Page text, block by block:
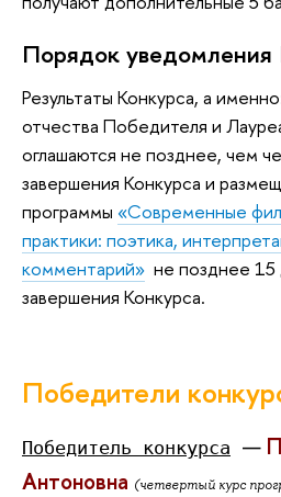
Порядок
Результаты Конкурса, а
отчества Победителя и
оглашаются не позднее, чем
завершения Конкурса и
программы «Современные
практики: поэтика,
комментарий» не позднее
завершения Конкурса.
Победители
Победитель конкурса —
Антоновна (четвертый курс